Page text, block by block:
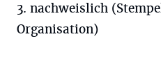
3. nachweislich
Organisation)